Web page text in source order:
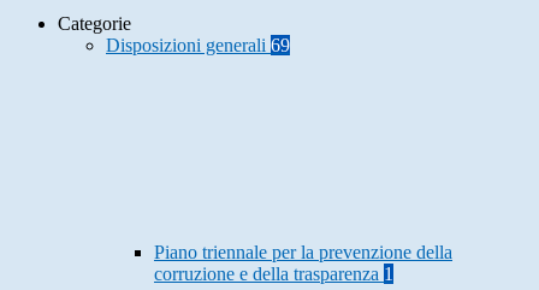
Categorie
Disposizioni generali 69
Piano triennale per la prevenzione della
corruzione e della trasparenza 1